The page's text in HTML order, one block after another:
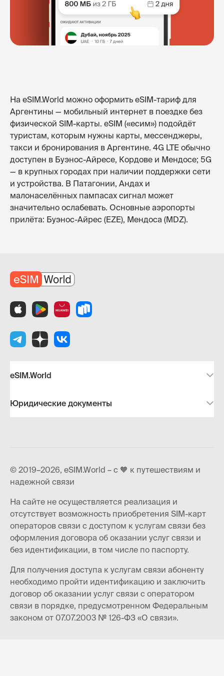
На eSIM.World можно оформить eSIM-тариф для
Аргентины — мобильный интернет в поездке без
физической SIM-карты. eSIM («есим») подойдёт
туристам, которым нужны карты, мессенджеры,
такси и бронирования в Аргентине. 4G LTE обычно
доступен в Буэнос-Айресе, Кордове и Мендосе; 5G
— в крупных городах при наличии поддержки сети
и устройства. В Патагонии, Андах и
малонаселённых пампасах сигнал может
значительно ослабевать. Основные аэропорты
прилёта: Буэнос-Айрес (EZE), Мендоса (MDZ).
eSIM.World
Юридические документы
© 2019–2026, eSIM.World – с 🧡 к путешествиям и
надежной связи
На сайте не осуществляется реализация и
отсутствует возможность приобретения SIM-карт
операторов связи с доступом к услугам связи без
оформления договора об оказании услуг связи и
без идентификации, в том числе по паспорту.
Для получения доступа к услугам связи абоненту
необходимо пройти идентификацию и заключить
договор об оказании услуг связи с оператором
связи в порядке, предусмотренном Федеральным
законом от 07.07.2003 № 126-ФЗ «О связи».